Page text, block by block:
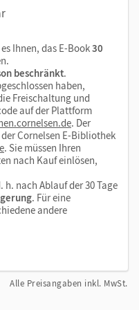
Ihnen, das E-Book30
beschränkt.
haben,
Freischaltung und
auf der Plattform
. Der
Cornelsen E-Bibliothek
. Sie müssen Ihren
nach Kauf einlösen,
nach Ablauf der 30 Tage
. Für eine
andere
Alle Preisangaben inkl. MwSt.